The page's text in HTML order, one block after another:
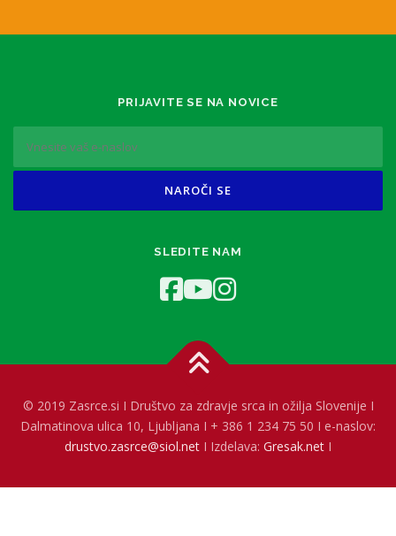
PRIJAVITE SE NA NOVICE
SLEDITE NAM
© 2019 Zasrce.si I Društvo za zdravje srca in ožilja Slovenije I
Dalmatinova ulica 10, Ljubljana I + 386 1 234 75 50 I e-naslov:
drustvo.zasrce@siol.net I Izdelava: Gresak.net I